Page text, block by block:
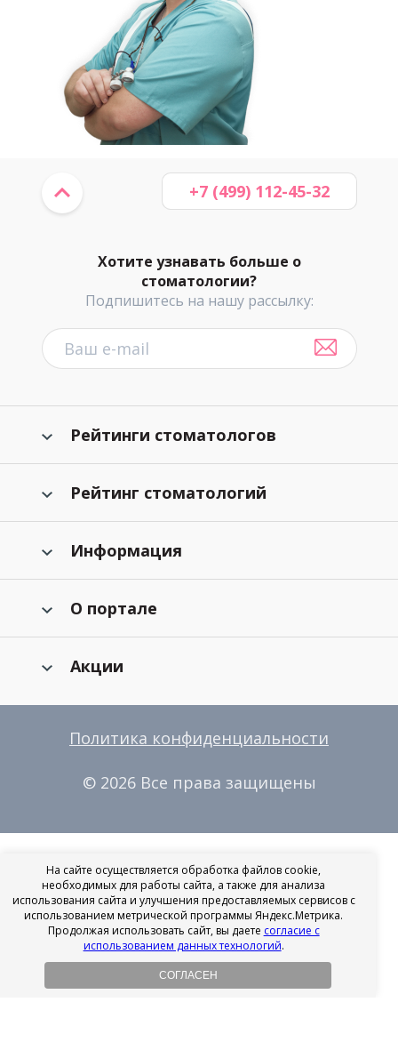
Хотите узнавать больше о
стоматологии?
Подпишитесь на нашу рассылку:
+7 (499) 112-45-32
Рейтинги стоматологов
Рейтинг стоматологий
Информация
О портале
Акции
Политика конфиденциальности
© 2026 Все права защищены
На сайте осуществляется обработка файлов cookie,
необходимых для работы сайта, а также для анализа
использования сайта и улучшения предоставляемых сервисов с
использованием метрической программы Яндекс.Метрика.
Продолжая использовать сайт, вы даете согласие с
использованием данных технологий.
СОГЛАСЕН